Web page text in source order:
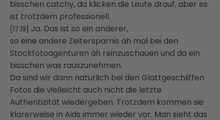
bisschen catchy, da klicken die Leute drauf, aber es
ist trotzdem professionell.
[17:19]
Ja. Das ist so ein anderer,
so eine andere Zeitersparnis äh mal bei den
Stockfotoagenturen äh reinzuschauen und da ein
bisschen was rauszunehmen.
Da sind wir dann natürlich bei den Glattgeschliffen
Fotos die vielleicht auch nicht die letzte
Authentizität wiedergeben. Trotzdem kommen sie
klarerweise in Aids immer wieder vor. Man sieht das